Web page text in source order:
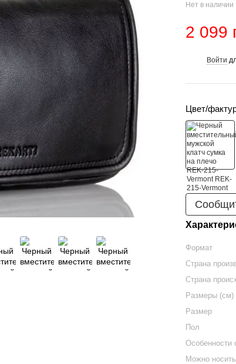
Нет в наличии
2 099
Войти
Цвет/
Формат
Страна
Страна
Размеры (см)
Размер
Пол
Особенности
Можно носить